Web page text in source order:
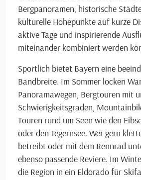
Bergpanoramen, historische
kulturelle Höhepunkte auf kurze
aktive Tage und inspirierende
miteinander kombiniert werden
Sportlich bietet Bayern eine
Bandbreite. Im Sommer locken
Panoramawegen, Bergtouren mit
Schwierigkeitsgraden,
Touren rund um Seen wie den
oder den Tegernsee. Wer gern
betreibt oder mit dem Rennrad
ebenso passende Reviere. Im
die Region in ein Eldorado für